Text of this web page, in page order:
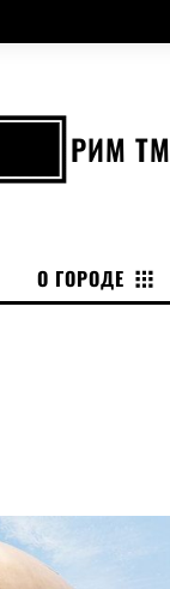
РИМ ТМ
О ГОРОДЕ